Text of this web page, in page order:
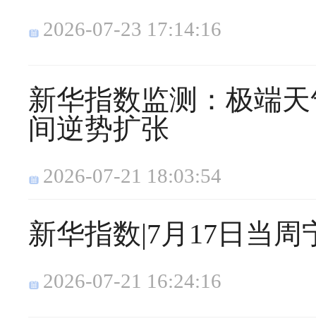
2026-07-23 17:14:16
新华指数监测：极端
间逆势扩张
2026-07-21 18:03:54
新华指数|7月17日当
2026-07-21 16:24:16